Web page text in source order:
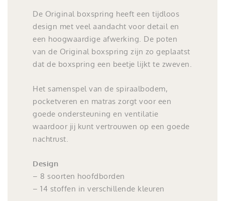
De Original boxspring heeft een tijdloos
design met veel aandacht voor detail en
een hoogwaardige afwerking. De poten
van de Original boxspring zijn zo geplaatst
dat de boxspring een beetje lijkt te zweven.
Het samenspel van de spiraalbodem,
pocketveren en matras zorgt voor een
goede ondersteuning en ventilatie
waardoor jij kunt vertrouwen op een goede
nachtrust.
Design
– 8 soorten hoofdborden
– 14 stoffen in verschillende kleuren